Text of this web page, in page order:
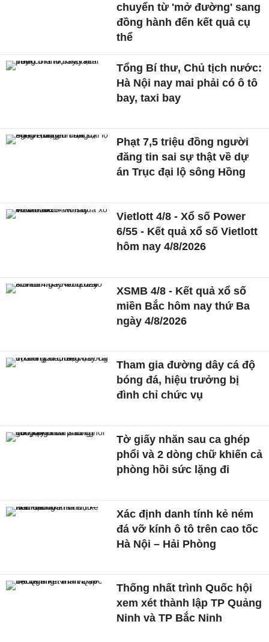
chuyển từ 'mở đường' sang
đồng hành đến kết quả cụ
thể
Tổng Bí thư, Chủ tịch nước:
Hà Nội nay mai phải có ô tô
bay, taxi bay
Phạt 7,5 triệu đồng người
đăng tin sai sự thật về dự
án Trục đại lộ sông Hồng
Vietlott 4/8 - Xổ số Power
6/55 - Kết quả xổ số Vietlott
hôm nay 4/8/2026
XSMB 4/8 - Kết quả xổ số
miền Bắc hôm nay thứ Ba
ngày 4/8/2026
Tham gia đường dây cá độ
bóng đá, hiệu trưởng bị
đình chỉ chức vụ
Tờ giấy nhăn sau ca ghép
phổi và 2 dòng chữ khiến cả
phòng hồi sức lặng đi
Xác định danh tính kẻ ném
đá vỡ kính ô tô trên cao tốc
Hà Nội – Hải Phòng
Thống nhất trình Quốc hội
xem xét thành lập TP Quảng
Ninh và TP Bắc Ninh